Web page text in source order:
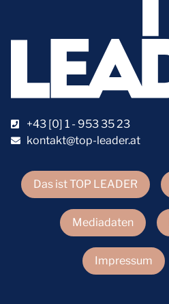
Das ist TOP LEADER
Mediadaten
Impressum
+43 [0] 1 - 953 35 23
kontakt@top-leader.at